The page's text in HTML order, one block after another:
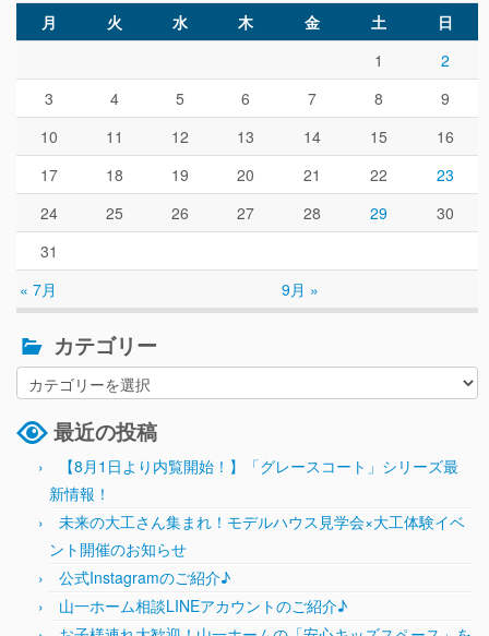
月 火 水 木 金 土 日
« 7月 9月 »
1
2
3
4 5 6 7 8
9
10
11 12 13 14 15
16
17
18 19 20 21 22
23
24
25 26 27 28 29
30
31
カテゴリー
最近の投稿
【8月1日より内覧開始！】「グレースコート」シリーズ最
新情報！
未来の大工さん集まれ！モデルハウス見学会×大工体験イベ
ント開催のお知らせ
公式Instagramのご紹介♪
山一ホーム相談LINEアカウントのご紹介♪